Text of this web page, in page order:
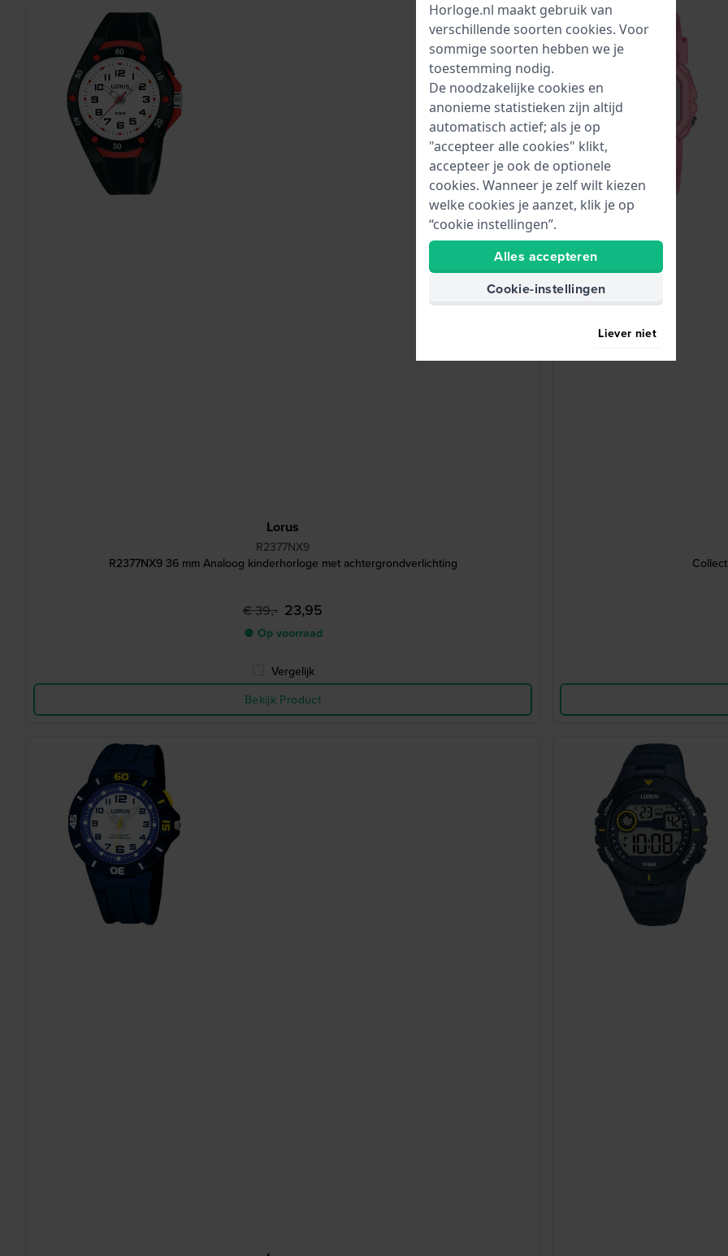
Lorus
R2377NX9
R2377NX9 36 mm Analoog kinderhorloge met achtergrondverlichting
€ 39,- 23,95
● Op voorraad
Vergelijk
Bekijk Product
Horloge.nl maakt gebruik van
verschillende soorten cookies. Voor
sommige soorten hebben we je
toestemming nodig.
De noodzakelijke cookies en
anonieme statistieken zijn altijd
automatisch actief; als je op
"accepteer alle cookies" klikt,
accepteer je ook de optionele
cookies. Wanneer je zelf wilt kiezen
welke cookies je aanzet, klik je op
“cookie instellingen”.
Alles accepteren
Cookie-instellingen
Liever niet